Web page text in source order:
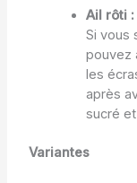
Ail rôti :
Si vous
pouvez
les
après
sucré
Variantes